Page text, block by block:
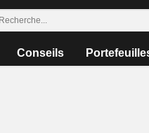
Conseils